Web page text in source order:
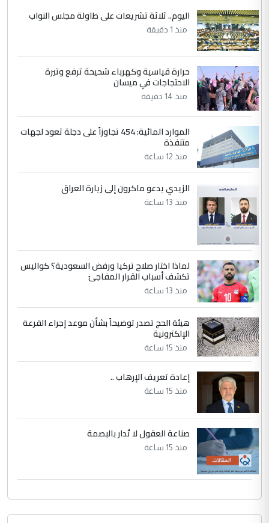
4 يوسف غزوان عصمت
التعليق : بكالوريوس فيزياء طبية متزوج و
زوجتي أيضا بكالوريوس سكني بغداد أرغب في
إكمال دراستي داخل ...
الموضوع :
السعودية توافق على الاستمرار في
إعطاء 100 منحة دراسية للطلبة العراقيين في
جامعاتها سنويا
عبد الأمير جاسم هليل
التعليق : نحن اباء الطلاب الأوائل على العراق
نتشرف بلقاء السيد احمد الصافي في العتبات
الحسنية لزرع ...
الموضوع :
لدينا اي حساب على الفيس بوك وتويتر
اليوم.. ثلاثة تشريعات على طاولة مجلس النواب
منذ 1 دقيقة
حرارة قياسية وكهرباء شحيحة ترفع وتيرة
الاحتجاجات في ميسان
منذ 14 دقيقة
الموارد المائية: 454 تجاوزاً على دجلة تعود لجهات
متنفذة
منذ 12 ساعة
الزيدي يدعو ماكرون إلى زيارة العراق
منذ 13 ساعة
لماذا اختار صلاح تركيا ورفض السعودية؟ كواليس
تكشف أسباب القرار المفاجئ
منذ 13 ساعة
هيئة الحج تصدر توضيحاً بشأن موعد إجراء القرعة
الإلكترونية
منذ 15 ساعة
إعادة تعريف الإرهاب ..
منذ 15 ساعة
صناعة العقول لا تُدار بالبصمة
منذ 15 ساعة